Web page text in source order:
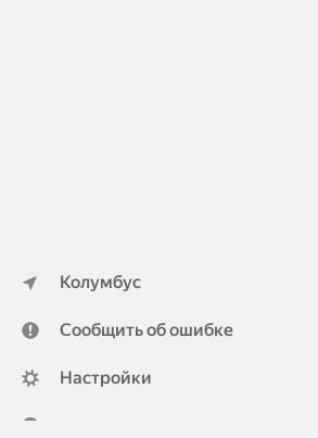
Колумбус
Сообщить об ошибке
Настройки